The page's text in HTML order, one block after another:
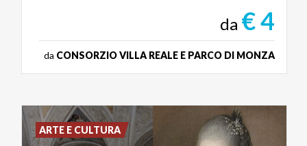
da € 4
da CONSORZIO VILLA REALE E PARCO DI MONZA
ARTE E CULTURA